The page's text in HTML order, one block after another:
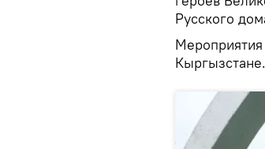
Русского
Мероприятия
Кыргызстане.